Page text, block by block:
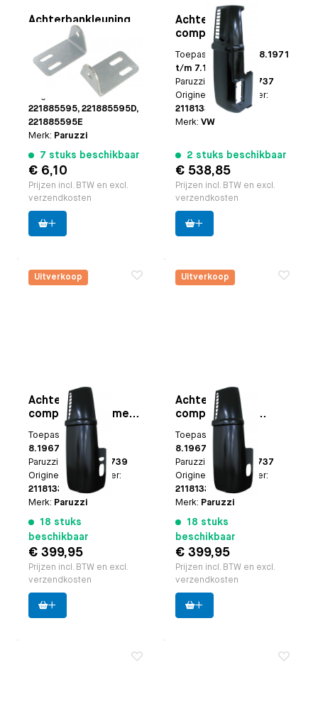
Achterbankleuning
montage beugels
Toepasbaar op
Bus t/m
7.1979
Paruzzi nummer:20565
Origineel VW nummer:
221885595, 221885595D,
221885595E
Merk: Paruzzi
7 stuks beschikbaar
€ 6,10
Prijzen incl. BTW en excl.
verzendkosten
Achterhoek
compleet links
Toepasbaar opBus 8.1971
t/m 7.1979
Paruzzi nummer:20737
Origineel VW nummer:
211813343C
Merk:VW
2 stuks beschikbaar
€ 538,85
Prijzen incl. BTW en excl.
verzendkosten
Uitverkoop
Achterhoek
compleet links met
achteruitrijlicht
uitsparing
Toepasbaar op
Bus
8.1967 t/m 7.1971
Paruzzi nummer: 26739
Origineel VW nummer:
211813355J
Merk: Paruzzi
18 stuks
beschikbaar
€ 399,95
Prijzen incl. BTW en excl.
verzendkosten
Uitverkoop
Achterhoek
compleet links
zonder
achteruitrijlicht
uitsparing
Toepasbaar op
Bus
8.1967 t/m 7.1971
Paruzzi nummer:
26737
Origineel VW nummer:
211813355L
Merk: Paruzzi
18 stuks
beschikbaar
€ 399,95
Prijzen incl. BTW en excl.
verzendkosten